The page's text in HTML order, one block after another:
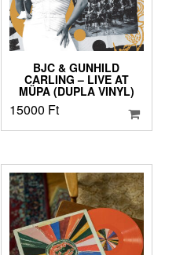
BJC & GUNHILD
CARLING – LIVE AT
MÜPA (DUPLA VINYL)
15000 Ft